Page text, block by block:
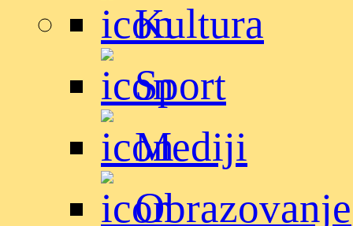
Kultura
Sport
Mediji
Obrazovanje